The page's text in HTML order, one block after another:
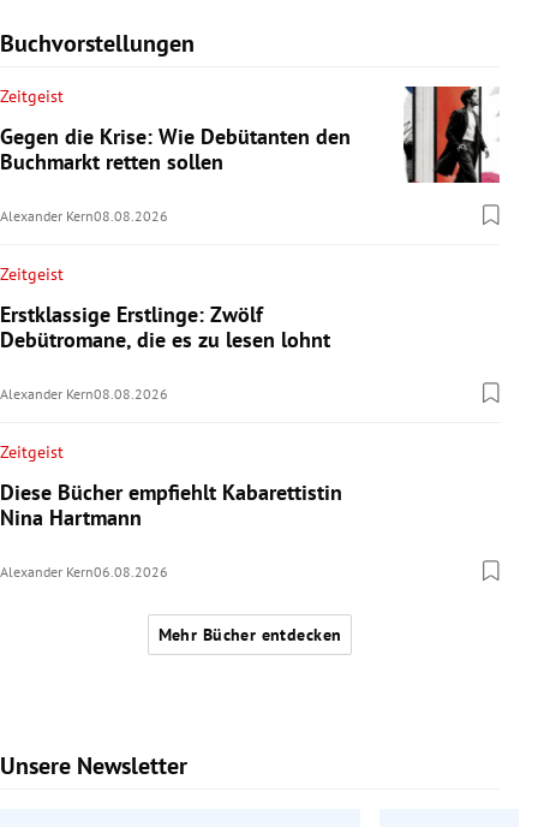
Buchvorstellungen
Zeitgeist
Gegen die Krise: Wie Debütanten den
Buchmarkt retten sollen
Alexander Kern08.08.2026
Zeitgeist
Erstklassige Erstlinge: Zwölf
Debütromane, die es zu lesen lohnt
Alexander Kern08.08.2026
Zeitgeist
Diese Bücher empfiehlt Kabarettistin
Nina Hartmann
Alexander Kern06.08.2026
Mehr Bücher entdecken
Unsere Newsletter
Slide 1 von 6